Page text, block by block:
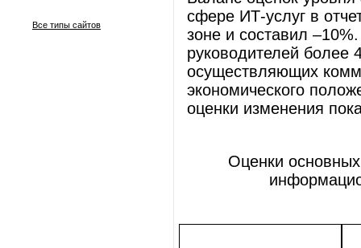
Все типы сайтов
сфере ИТ-услуг в
зоне и составил
руководителей более
осуществляющих
экономического
оценки изменения
Оценки основных